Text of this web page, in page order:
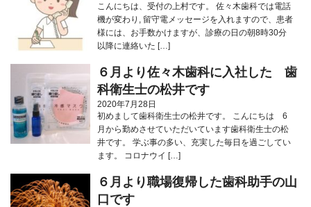
こんにちは、受付の上村です。 佐々木歯科では電話
機が変わり, 留守電メッセージを入れますので、患者
様には、お手数かけますが、診療の日の朝8時30分
以降に連絡いた […]
６月より佐々木歯科に入社した 歯
科衛生士の松井です
2020年7月28日
初めまして歯科衛生士の松井です。 こんにちは 6
月から勤めさせていただいています歯科衛生士の松
井です。 学ぶ事の多い、充実した毎日を過ごしてい
ます。 コロナウイ […]
６月より職場復帰した歯科助手の山
口です